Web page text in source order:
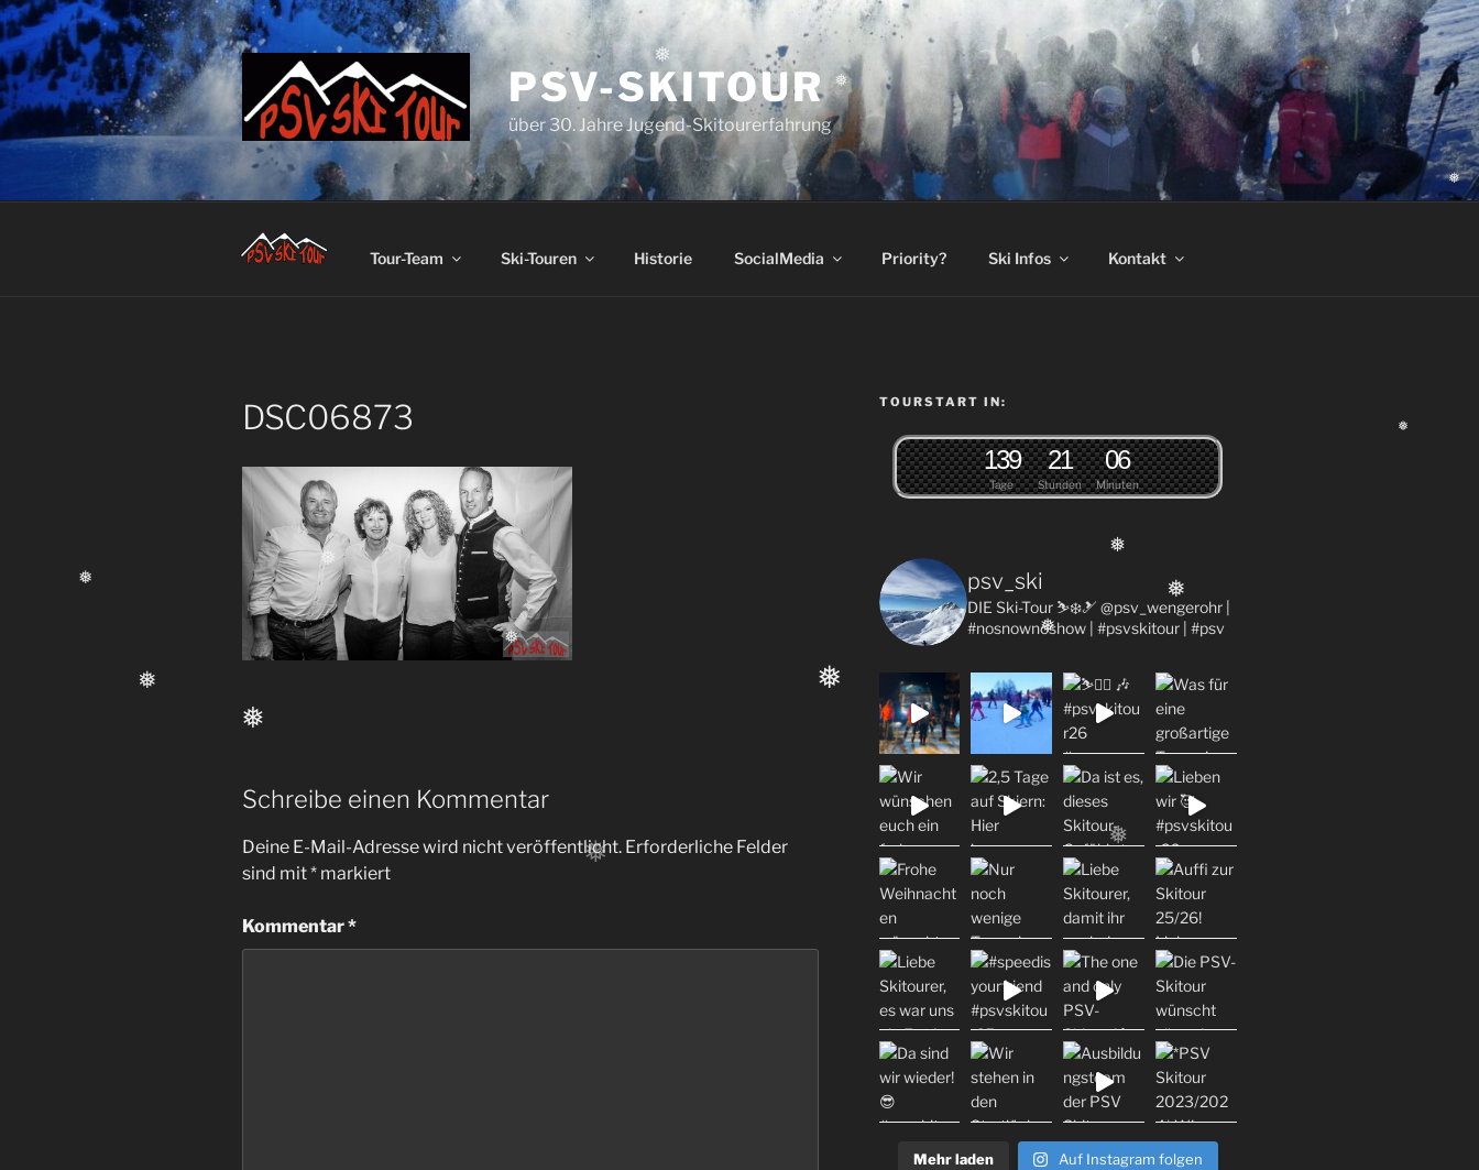
❅
❅
❅
❅
❅
❅
❅
Zum
Inhalt
springen
PSV-SKITOUR
über 30. Jahre Jugend-Skitourerfahrung
Tour-Team Ski-Touren Historie SocialMedia Priority? Ski Infos Kontakt
DSC06873
Schreibe einen Kommentar
Deine E-Mail-Adresse wird nicht veröffentlicht. Erforderliche Felder
sind mit* markiert
Kommentar*
TOURSTART IN:
Tage
139
Stunden
21
Minuten
06
psv_ski
DIE Ski-Tour ⛷❄️🎿 @psv_wengerohr
#nosnownoshow | #psvskitour | #psv
Mehr laden Auf Instagram folgen